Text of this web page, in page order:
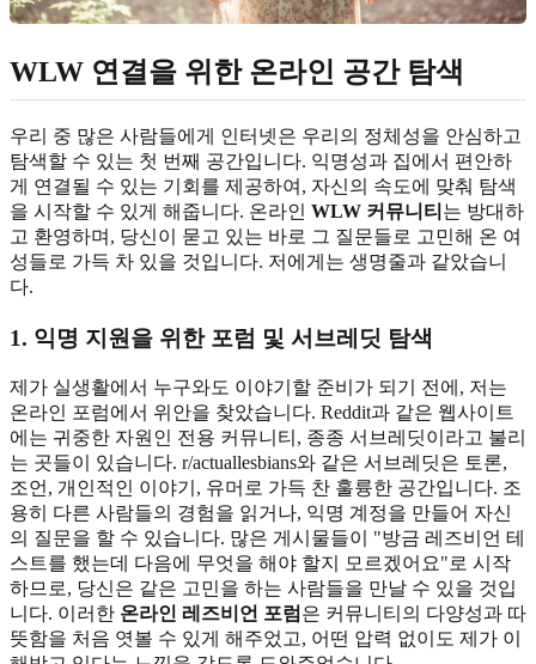
WLW 연결을 위한 온라인 공간 탐색
우리 중 많은 사람들에게 인터넷은 우리의 정체성을 안심하고
탐색할 수 있는 첫 번째 공간입니다. 익명성과 집에서 편안하
게 연결될 수 있는 기회를 제공하여, 자신의 속도에 맞춰 탐색
을 시작할 수 있게 해줍니다. 온라인 WLW 커뮤니티 는 방대하
고 환영하며, 당신이 묻고 있는 바로 그 질문들로 고민해 온 여
성들로 가득 차 있을 것입니다. 저에게는 생명줄과 같았습니
다.
1. 익명 지원을 위한 포럼 및 서브레딧 탐색
제가 실생활에서 누구와도 이야기할 준비가 되기 전에, 저는
온라인 포럼에서 위안을 찾았습니다. Reddit과 같은 웹사이트
에는 귀중한 자원인 전용 커뮤니티, 종종 서브레딧이라고 불리
는 곳들이 있습니다. r/actuallesbians와 같은 서브레딧은 토론,
조언, 개인적인 이야기, 유머로 가득 찬 훌륭한 공간입니다. 조
용히 다른 사람들의 경험을 읽거나, 익명 계정을 만들어 자신
의 질문을 할 수 있습니다. 많은 게시물들이 "방금 레즈비언 테
스트를 했는데 다음에 무엇을 해야 할지 모르겠어요"로 시작
하므로, 당신은 같은 고민을 하는 사람들을 만날 수 있을 것입
니다. 이러한 온라인 레즈비언 포럼 은 커뮤니티의 다양성과 따
뜻함을 처음 엿볼 수 있게 해주었고, 어떤 압력 없이도 제가 이